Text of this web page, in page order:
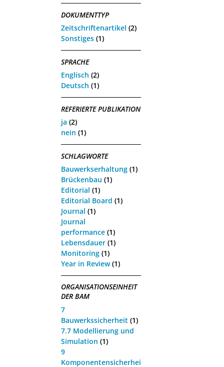
DOKUMENTTYP
Zeitschriftenartikel (2)
Sonstiges (1)
SPRACHE
Englisch (2)
Deutsch (1)
REFERIERTE PUBLIKATION
ja (2)
nein (1)
SCHLAGWORTE
Bauwerkserhaltung (1)
Brückenbau (1)
Editorial (1)
Editorial Board (1)
Journal (1)
Journal
performance (1)
Lebensdauer (1)
Monitoring (1)
Year in Review(1)
ORGANISATIONSEINHEIT
DER BAM
7
Bauwerkssicherheit (1)
7.7 Modellierung und
Simulation (1)
9
Komponentensicherhei